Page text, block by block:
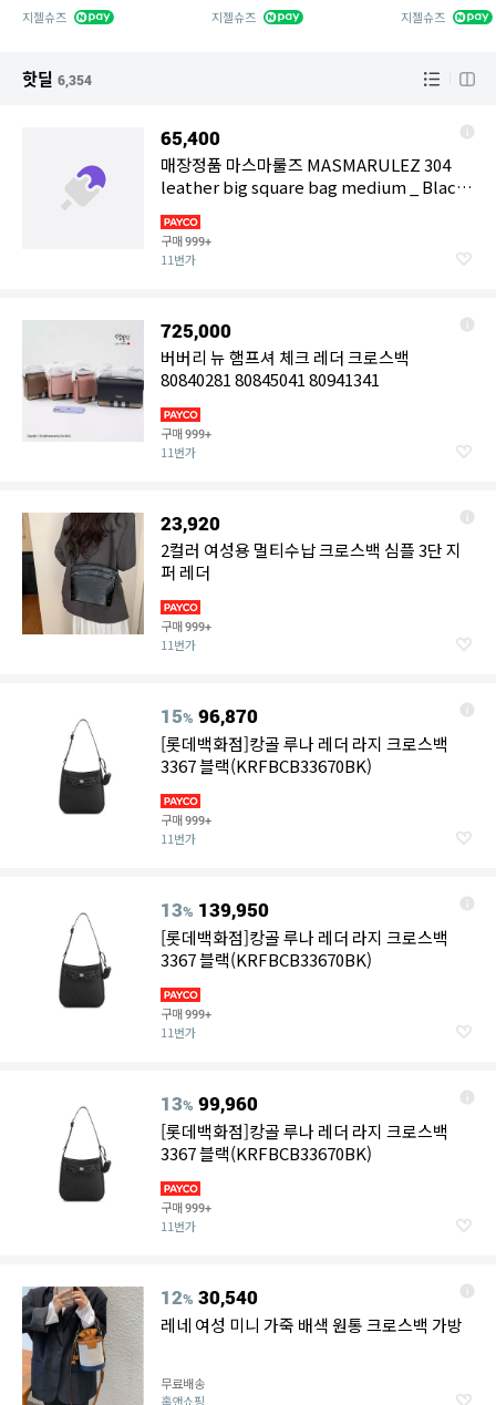
지젤슈즈 지젤슈즈 지젤슈즈
핫딜 6,354
65,400
매장정품 마스마룰즈 MASMARULEZ 304
leather big square bag medium _ Black
구매999+
11번가
725,000
버버리 뉴 햄프셔 체크 레더 크로스백
80840281 80845041 80941341
구매999+
11번가
23,920
2컬러 여성용 멀티수납 크로스백 심플 3단 지
퍼 레더
구매999+
11번가
15% 96,870
[롯데백화점]캉골 루나 레더 라지 크로스백
3367 블랙(KRFBCB33670BK)
구매999+
11번가
13% 139,950
[롯데백화점]캉골 루나 레더 라지 크로스백
3367 블랙(KRFBCB33670BK)
구매999+
11번가
13% 99,960
[롯데백화점]캉골 루나 레더 라지 크로스백
3367 블랙(KRFBCB33670BK)
구매999+
11번가
12% 30,540
레네 여성 미니 가죽 배색 원통 크로스백 가방
무료배송
홈앤쇼핑